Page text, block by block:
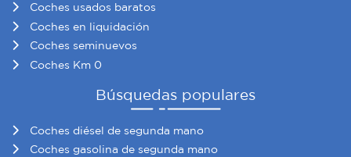
Coches usados baratos
Coches en liquidación
Coches seminuevos
Coches Km 0
Búsquedas populares
Coches diésel de segunda mano
Coches gasolina de segunda mano